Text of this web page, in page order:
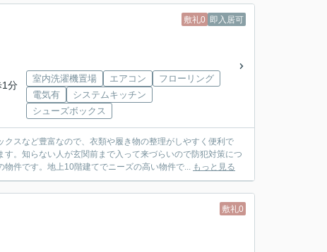
敷礼0 即入居可
1分
室内洗濯機置場 エアコン
フローリング
電気有
システムキッチン
シューズボックス
スなど豊富なので、衣類や履き物の整理がしやすく便利で
。知らない人が玄関前まで入って来づらいので防犯対策につ
件です。地上10階建てでニーズの高い物件で... もっと見る
敷礼0